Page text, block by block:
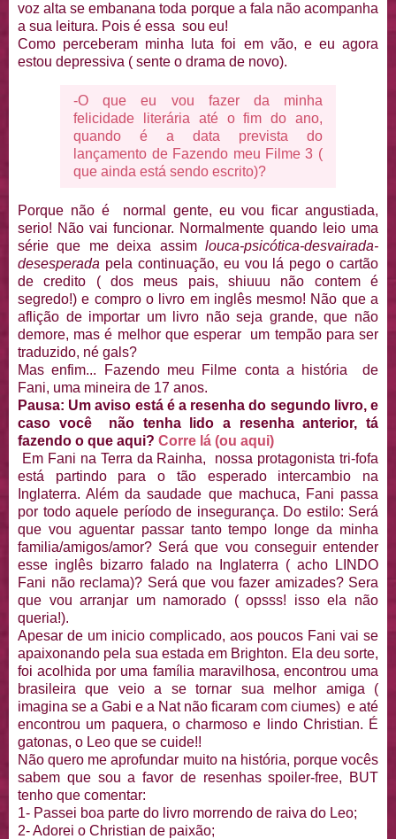
voz alta se embanana toda porque a fala não acompanha
a sua leitura. Pois é essa sou eu!
Como perceberam minha luta foi em vão, e eu agora
estou depressiva ( sente o drama de novo).
-O que eu vou fazer da minha
felicidade literária até o fim do ano,
quando é a data prevista do
lançamento de Fazendo meu Filme 3 (
que ainda está sendo escrito)?
Porque não é normal gente, eu vou ficar angustiada,
serio! Não vai funcionar. Normalmente quando leio uma
série que me deixa assim louca-psicótica-desvairada-
desesperada pela continuação, eu vou lá pego o cartão
de credito ( dos meus pais, shiuuu não contem é
segredo!) e compro o livro em inglês mesmo! Não que a
aflição de importar um livro não seja grande, que não
demore, mas é melhor que esperar um tempão para ser
traduzido, né gals?
Mas enfim... Fazendo meu Filme conta a história de
Fani, uma mineira de 17 anos.
Pausa: Um aviso está é a resenha do segundo livro, e
caso você não tenha lido a resenha anterior, tá
fazendo o que aqui? Corre lá (ou aqui)
Em Fani na Terra da Rainha, nossa protagonista tri-fofa
está partindo para o tão esperado intercambio na
Inglaterra. Além da saudade que machuca, Fani passa
por todo aquele período de insegurança. Do estilo: Será
que vou aguentar passar tanto tempo longe da minha
familia/amigos/amor? Será que vou conseguir entender
esse inglês bizarro falado na Inglaterra ( acho LINDO
Fani não reclama)? Será que vou fazer amizades? Sera
que vou arranjar um namorado ( opsss! isso ela não
queria!).
Apesar de um inicio complicado, aos poucos Fani vai se
apaixonando pela sua estada em Brighton. Ela deu sorte,
foi acolhida por uma família maravilhosa, encontrou uma
brasileira que veio a se tornar sua melhor amiga (
imagina se a Gabi e a Nat não ficaram com ciumes) e até
encontrou um paquera, o charmoso e lindo Christian. É
gatonas, o Leo que se cuide!!
Não quero me aprofundar muito na história, porque vocês
sabem que sou a favor de resenhas spoiler-free, BUT
tenho que comentar:
1- Passei boa parte do livro morrendo de raiva do Leo;
2- Adorei o Christian de paixão;